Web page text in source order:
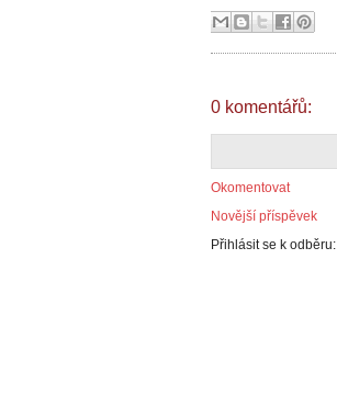
0 komentářů:
Okomentovat
Novější příspěvek
Přihlásit se k odběru: